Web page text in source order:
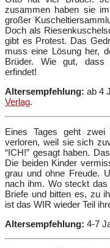
zusammen haben sie
großer
Doch als
gibt es Protest. Das
muss eine Lösung her,
Brüder. Wie gut, dass
erfindet!
Altersempfehlung: ab 4
Verlag.
Eines Tages geht zwei
verloren, weil sie sich
“ICH!” gesagt haben.
Die beiden Kinder
grau und ohne Freude.
nach ihm. Wo steckt
Briefe und bitten es, zu
ist das WIR wieder Teil
Altersempfehlung: 4-7